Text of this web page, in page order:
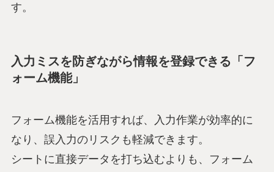
す。
入力ミスを防ぎながら情報を登録できる「フ
ォーム機能」
フォーム機能を活用すれば、入力作業が効率的に
なり、誤入力のリスクも軽減できます。
シートに直接データを打ち込むよりも、フォーム